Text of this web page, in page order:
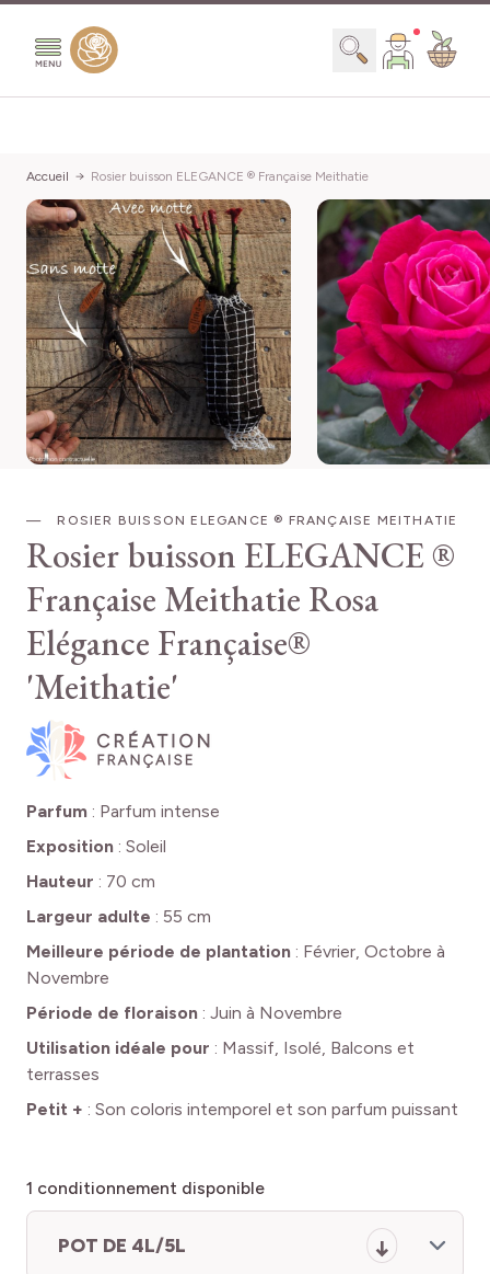
Chercher
Accueil Rosier buisson ELEGANCE ® Française Meithatie
ROSIER BUISSON ELEGANCE ® FRANÇAISE MEITHATIE
Rosier buisson ELEGANCE ®
Française Meithatie Rosa
Elégance Française®
'Meithatie'
Parfum : Parfum intense
Exposition : Soleil
Hauteur : 70 cm
Largeur adulte : 55 cm
Meilleure période de plantation : Février, Octobre à
Novembre
Période de floraison : Juin à Novembre
Utilisation idéale pour : Massif, Isolé, Balcons et
terrasses
Petit + : Son coloris intemporel et son parfum puissant
1 conditionnement disponible
POT DE 4L/5L